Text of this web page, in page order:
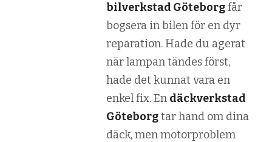
bilverkstad Göteborgfår
bogsera in bilen för en dyr
reparation. Hade du agerat
när lampan tändes först,
hade det kunnat vara en
enkel fix. En däckverkstad
Göteborgtar hand om dina
däck, men motorproblem